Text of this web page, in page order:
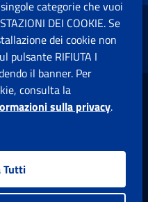
categorie che vuoi
DEI COOKIE. Se
dei cookie non
pulsante RIFIUTA I
il banner. Per
consulta la
sulla privacy.
Tutti